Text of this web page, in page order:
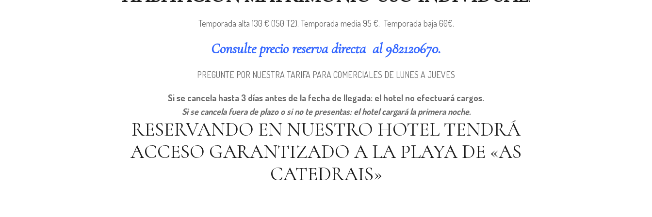
Temporada alta 130 € (150 T2). Temporada media 95 €. Temporada baja 60€.
Consulte precio reserva directa al 982120670.
PREGUNTE POR NUESTRA TARIFA PARA COMERCIALES DE LUNES A JUEVES
Si se cancela hasta 3 días antes de la fecha de llegada: el hotel no efectuará cargos.
Si se cancela fuera de plazo o si no te presentas: el hotel cargará la primera noche.
RESERVANDO EN NUESTRO HOTEL TENDRÁ
ACCESO GARANTIZADO A LA PLAYA DE «AS
CATEDRAIS»